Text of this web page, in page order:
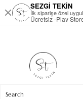
SEZGİ TEKİN
İlk siparişe özel
Ücretsiz -Play